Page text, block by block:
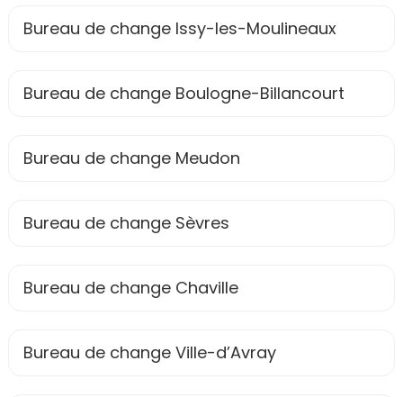
Bureau de change Issy-les-Moulineaux
Bureau de change Boulogne-Billancourt
Bureau de change Meudon
Bureau de change Sèvres
Bureau de change Chaville
Bureau de change Ville-d’Avray